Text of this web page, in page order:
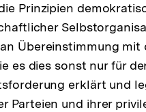
Prinzipien
Übereinstimmung
es dies sonst nur für
erklärt und
Parteien und ihrer